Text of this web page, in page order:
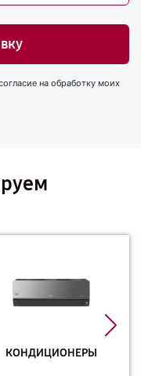
на обработку моих
КОНДИЦИОНЕРЫ